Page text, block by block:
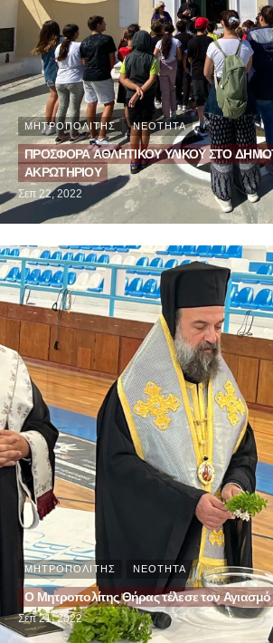
ΜΗΤΡΟΠΟΛΙΤΗΣ ΝΕΟΤΗΤΑ
ΠΡΟΣΦΟΡΑ ΑΘΛΗΤΙΚΟΥ ΥΛΙΚΟΥ ΣΤΟ
ΑΚΡΩΤΗΡΙΟΥ
Σεπ 22, 2022
ΜΗΤΡΟΠΟΛΙΤΗΣ ΝΕΟΤΗΤΑ
Ο Μητροπολίτης Θήρας τέλεσε τον
Σεπ 21, 2022